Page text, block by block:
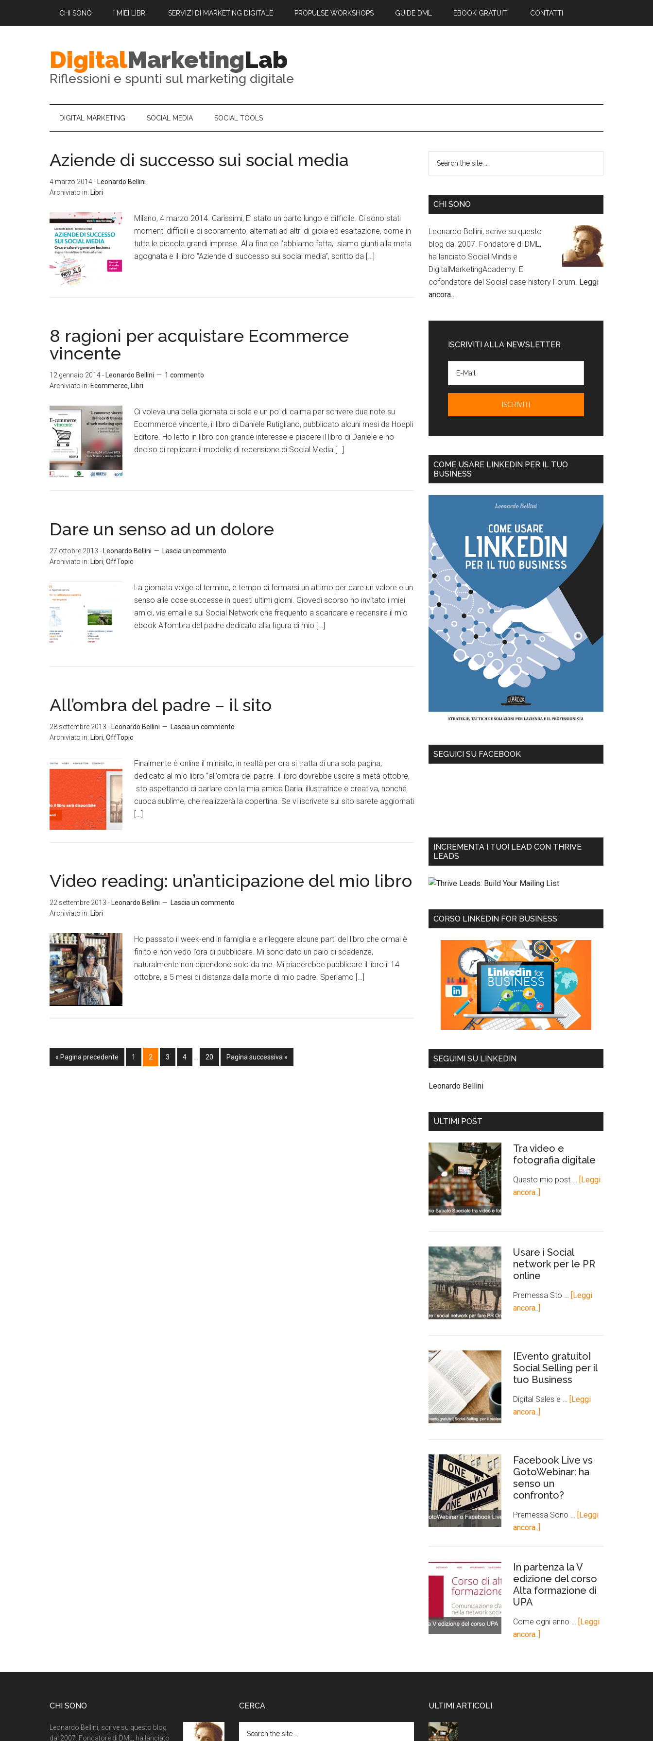
CHI SONO I MIEI LIBRI SERVIZI DI MARKETING DIGITALE PROPULSE WORKSHOPS GUIDE DML EBOOK GRATUITI CONTATTI
DigitalMarketingLab
Riflessioni e spunti sul marketing digitale
DIGITAL MARKETING SOCIAL MEDIA SOCIAL TOOLS
Aziende di successo sui social media
4 marzo 2014- Leonardo Bellini
Archiviato in: Libri
Milano, 4 marzo 2014. Carissimi, E’ stato un parto lungo e difficile. Ci sono stati
momenti difficili e di scoramento, alternati ad altri di gioia ed esaltazione, come in
tutte le piccole grandi imprese. Alla fine ce l’abbiamo fatta, siamo giunti alla meta
agognata e il libro “Aziende di successo sui social media”, scritto da […]
8 ragioni per acquistare Ecommerce
vincente
12 gennaio 2014- Leonardo Bellini
1 commento
Archiviato in: Ecommerce Libri
Ci voleva una bella giornata di sole e un po’ di calma per scrivere due note su
Ecommerce vincente, il libro di Daniele Rutigliano, pubblicato alcuni mesi da Hoepli
Editore. Ho letto in libro con grande interesse e piacere il libro di Daniele e ho
deciso di replicare il modello di recensione di Social Media […]
Dare un senso ad un dolore
27 ottobre 2013 - Leonardo Bellini
Lascia un commento
Archiviato in: Libri OffTopic
La giornata volge al termine, è tempo di fermarsi un attimo per dare un valore e un
senso alle cose successe in questi ultimi giorni. Giovedì scorso ho invitato i miei
amici, via email e sui Social Network che frequento a scaricare e recensire il mio
ebook All’ombra del padre dedicato alla figura di mio […]
All’ombra del padre – il sito
28 settembre 2013 - Leonardo Bellini
Lascia un commento
Archiviato in: Libri OffTopic
Finalmente è online il minisito, in realtà per ora si tratta di una sola pagina,
dedicato al mio libro “all’ombra del padre. il libro dovrebbe uscire a metà ottobre,
sto aspettando di parlare con la mia amica Daria, illustratrice e creativa, nonché
cuoca sublime, che realizzerà la copertina. Se vi iscrivete sul sito sarete aggiornati
[…]
Video reading: un’anticipazione del mio libro
22 settembre 2013 - Leonardo Bellini
Lascia un commento
Archiviato in: Libri
Ho passato il week-end in famiglia e a rileggere alcune parti del libro che ormai è
finito e non vedo l’ora di pubblicare. Mi sono dato un paio di scadenze,
naturalmente non dipendono solo da me. Mi piacerebbe pubblicare il libro il 14
ottobre, a 5 mesi di distanza dalla morte di mio padre. Speriamo […]
« Pagina precedente 1 2 3 4 20 Pagina successiva »
CHI SONO
Leonardo Bellini, scrive su questo
blog dal 2007. Fondatore di DML,
ha lanciato Social Minds e
DigitalMarketingAcademy. E'
cofondatore del Social case history Forum. Leggi
ancora…
ISCRIVITI ALLA NEWSLETTER
COME USARE LINKEDIN PER IL TUO
BUSINESS
SEGUICI SU FACEBOOK
INCREMENTA I TUOI LEAD CON THRIVE
LEADS
CORSO LINKEDIN FOR BUSINESS
SEGUIMI SU LINKEDIN
Leonardo Bellini
ULTIMI POST
Tra video e
fotografia digitale
Questo mio post …
[Leggi
ancora..]
Usare i Social
network per le PR
online
Premessa Sto …
[Leggi
ancora..]
[Evento gratuito]
Social Selling per il
tuo Business
Digital Sales e …
[Leggi
ancora..]
Facebook Live vs
GotoWebinar: ha
senso un
confronto?
Premessa Sono …
[Leggi
ancora..]
In partenza la V
edizione del corso
Alta formazione di
UPA
Come ogni anno …
[Leggi
ancora..]
CHI SONO
Leonardo Bellini, scrive su questo blog
dal 2007. Fondatore di DML, ha lanciato
CERCA ULTIMI ARTICOLI